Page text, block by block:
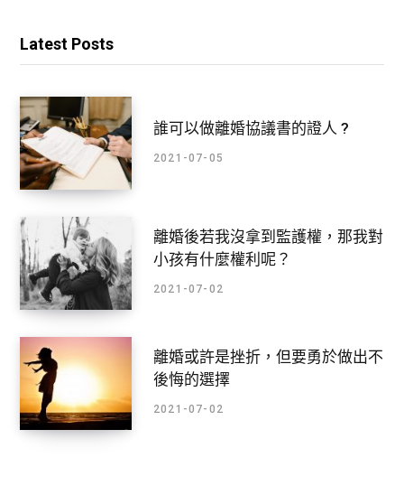
Latest Posts
誰可以做離婚協議書的證人 ?
2021-07-05
離婚後若我沒拿到監護權，那我對
小孩有什麼權利呢？
2021-07-02
離婚或許是挫折，但要勇於做出不
後悔的選擇
2021-07-02